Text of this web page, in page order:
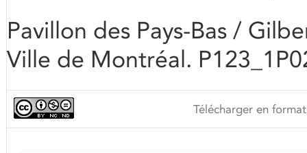
Pavillon des Pays-Bas /
Ville de Montréal.
Télécharger en